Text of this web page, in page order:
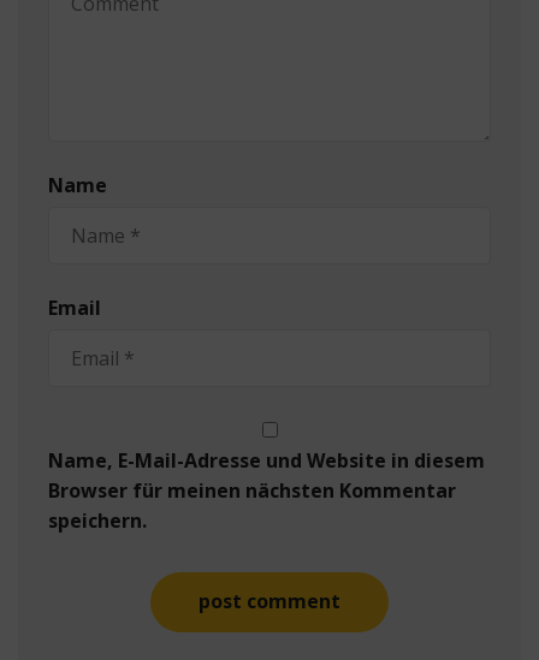
Name
Email
Name, E-Mail-Adresse und Website in diesem
Browser für meinen nächsten Kommentar
speichern.